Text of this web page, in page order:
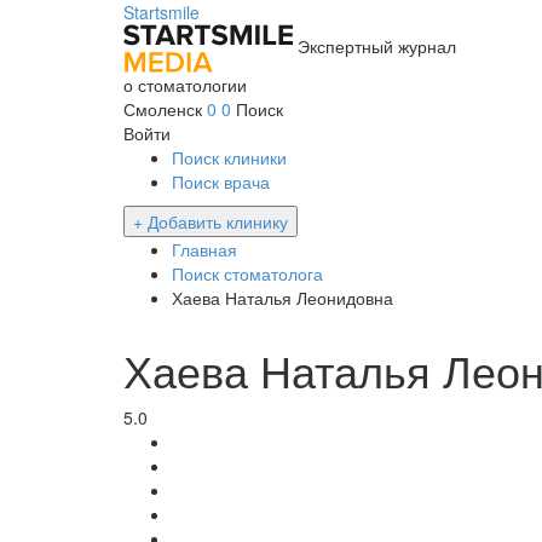
Startsmile
Экспертный журнал
о стоматологии
Смоленск 0 0 Поиск
Войти
Поиск клиники
Поиск врача
+ Добавить клинику
Главная
Поиск стоматолога
Хаева Наталья Леонидовна
Хаева Наталья
5.0